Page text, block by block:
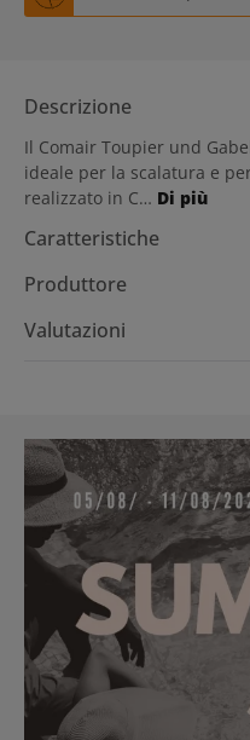
Descrizione
Il Comair Toupier und
ideale per la scalatura e
realizzato in C… Di più
Caratteristiche
Produttore
Valutazioni